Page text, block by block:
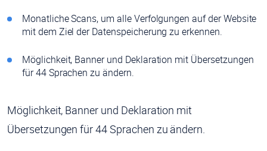
Monatliche Scans, um alle Verfolgungen auf der Website
mit dem Ziel der Datenspeicherung zu erkennen.
Möglichkeit, Banner und Deklaration mit Übersetzungen
für 44 Sprachen zu ändern.
Möglichkeit, Banner und Deklaration mit
Übersetzungen für 44 Sprachen zu ändern.